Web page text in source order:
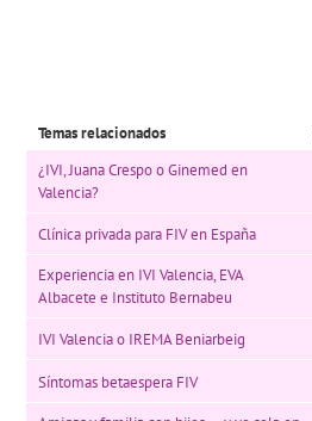
Temas relacionados
¿IVI, Juana Crespo o Ginemed en
Valencia?
Clínica privada para FIV en España
Experiencia en IVI Valencia, EVA
Albacete e Instituto Bernabeu
IVI Valencia o IREMA Beniarbeig
Síntomas betaespera FIV